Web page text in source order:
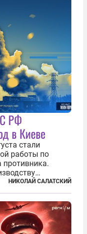
РФ
в Киеве
стали
работы по
противника.
топлива и два
городов. В
НИКОЛАЙ САЛАТСКИЙ